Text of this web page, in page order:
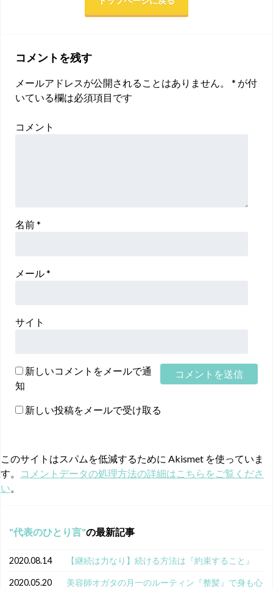
コメントを残す
メールアドレスが公開されることはありません。 * が付
いている欄は必須項目です
コメント
名前*
メール*
サイト
新しいコメントをメールで通
知
新しい投稿をメールで受け取る
このサイトはスパムを低減するために Akismet を使っていま
す。
コメントデータの処理方法の詳細はこちらをご覧くださ
い。
代表のひとり言 の最新記事
2020.08.14 【継続は力なり】続ける方法は『約束すること』
2020.05.20
美容師オガタの月一のルーティン『整髪』で身も心